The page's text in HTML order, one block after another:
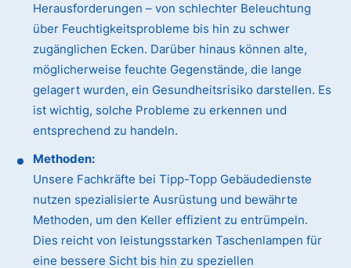
Herausforderungen – von schlechter Beleuchtung
über Feuchtigkeitsprobleme bis hin zu schwer
zugänglichen Ecken. Darüber hinaus können alte,
möglicherweise feuchte Gegenstände, die lange
gelagert wurden, ein Gesundheitsrisiko darstellen. Es
ist wichtig, solche Probleme zu erkennen und
entsprechend zu handeln.
Methoden:
Unsere Fachkräfte bei Tipp-Topp Gebäudedienste
nutzen spezialisierte Ausrüstung und bewährte
Methoden, um den Keller effizient zu entrümpeln.
Dies reicht von leistungsstarken Taschenlampen für
eine bessere Sicht bis hin zu speziellen